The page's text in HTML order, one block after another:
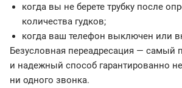
когда вы не берете трубку после
количества гудков;
когда ваш телефон выключен или
Безусловная переадресация — самый
и надежный способ гарантированно
ни одного звонка.